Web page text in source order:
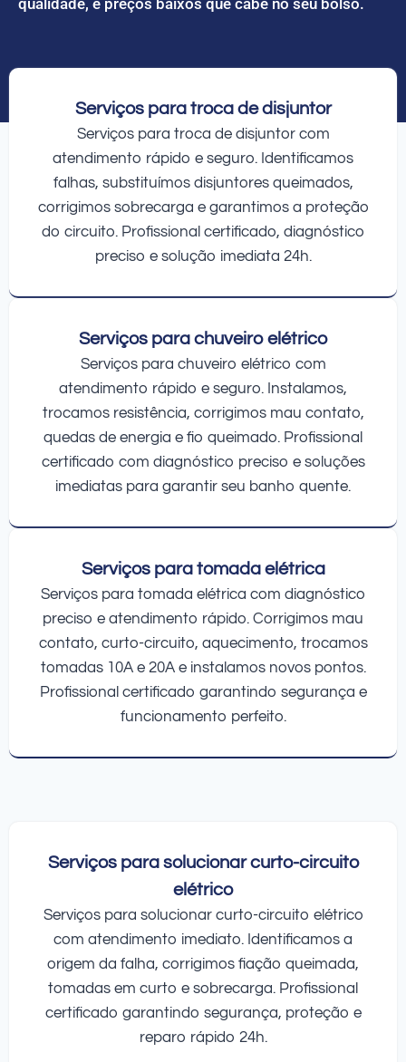
Serviços para troca de disjuntor
Serviços para troca de disjuntor com
atendimento rápido e seguro. Identificamos
falhas, substituímos disjuntores queimados,
corrigimos sobrecarga e garantimos a proteção
do circuito. Profissional certificado, diagnóstico
preciso e solução imediata 24h.
Serviços para chuveiro elétrico
Serviços para chuveiro elétrico com
atendimento rápido e seguro. Instalamos,
trocamos resistência, corrigimos mau contato,
quedas de energia e fio queimado. Profissional
certificado com diagnóstico preciso e soluções
imediatas para garantir seu banho quente.
Serviços para tomada elétrica
Serviços para tomada elétrica com diagnóstico
preciso e atendimento rápido. Corrigimos mau
contato, curto-circuito, aquecimento, trocamos
tomadas 10A e 20A e instalamos novos pontos.
Profissional certificado garantindo segurança e
funcionamento perfeito.
Serviços para solucionar curto-circuito
elétrico
Serviços para solucionar curto-circuito elétrico
com atendimento imediato. Identificamos a
origem da falha, corrigimos fiação queimada,
tomadas em curto e sobrecarga. Profissional
certificado garantindo segurança, proteção e
reparo rápido 24h.